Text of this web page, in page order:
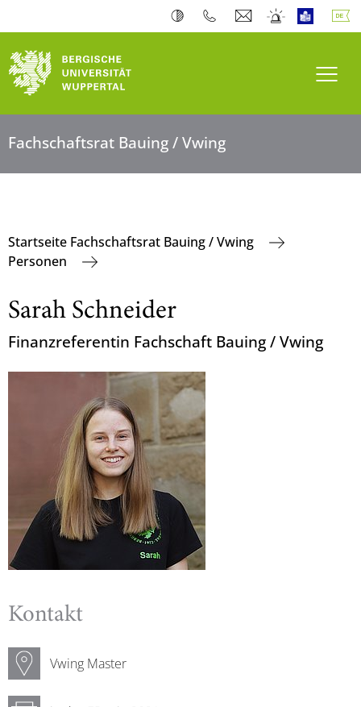
Fachschaftsrat Bauing / Vwing
Startseite Fachschaftsrat Bauing / Vwing
Personen
Sarah Schneider
Finanzreferentin Fachschaft Bauing / Vwing
Kontakt
Vwing Master